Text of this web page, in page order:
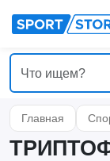
Главная